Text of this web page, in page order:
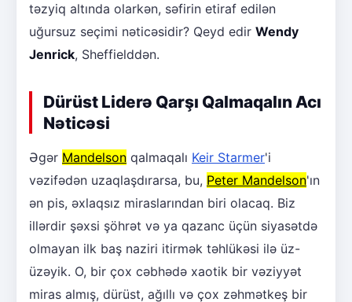
təzyiq altında olarkən, səfirin etiraf edilən
uğursuz seçimi nəticəsidir? Qeyd edir Wendy
Jenrick, Sheffielddən.
Dürüst Liderə Qarşı Qalmaqalın Acı
Nəticəsi
Əgər Mandelson qalmaqalı Keir Starmer'i
vəzifədən uzaqlaşdırarsa, bu, Peter Mandelson'ın
ən pis, əxlaqsız miraslarından biri olacaq. Biz
illərdir şəxsi şöhrət və ya qazanc üçün siyasətdə
olmayan ilk baş naziri itirmək təhlükəsi ilə üz-
üzəyik. O, bir çox cəbhədə xaotik bir vəziyyət
miras almış, dürüst, ağıllı və çox zəhmətkeş bir